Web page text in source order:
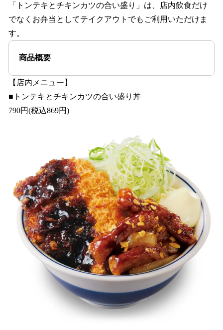
「トンテキとチキンカツの合い盛り」は、店内飲食だけ
でなくお弁当としてテイクアウトでもご利用いただけま
す。
商品概要
【店内メニュー】
■トンテキとチキンカツの合い盛り丼
790円(税込869円)